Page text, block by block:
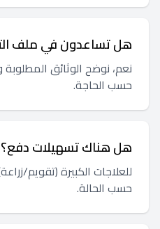
هل تساعدون في ملف
نعم، نوضح الوثائق المطلوبة
حسب الحاجة.
هل هناك تسهيلات دفع؟
للعلاجات الكبيرة (تقويم/
حسب الحالة.